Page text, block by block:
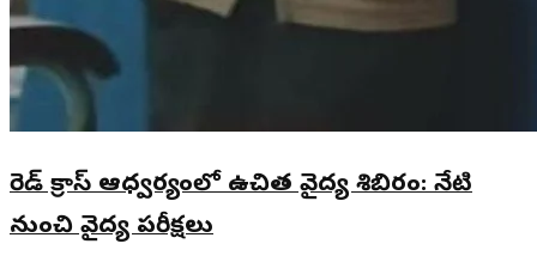
రెడ్ క్రాస్ ఆధ్వర్యంలో ఉచిత వైద్య శిబిరం: నేటి
నుంచి వైద్య పరీక్షలు